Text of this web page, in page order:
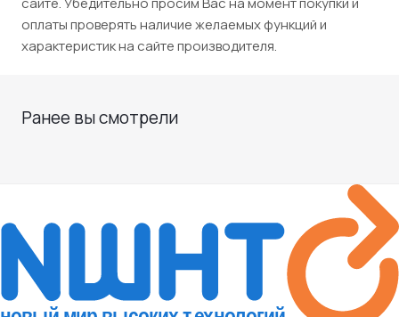
оплаты проверять наличие желаемых функций и
характеристик на сайте производителя.
Ранее вы смотрели